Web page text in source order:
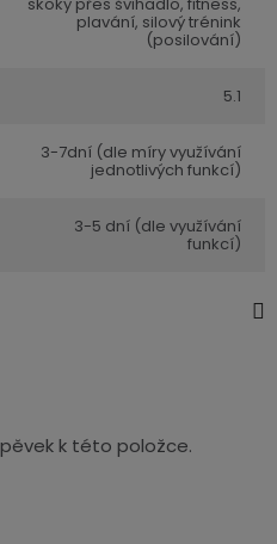
plavání, silový trénink
(posilování)
5.1
3-7dní (dle míry využívání
jednotlivých funkcí)
3-5 dní (dle využívání
funkcí)
k této položce.